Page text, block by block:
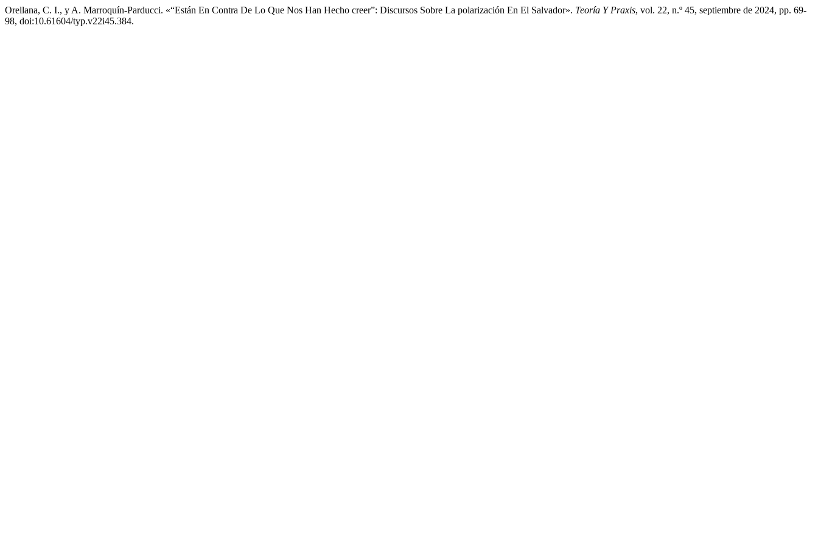
Orellana, C. I., y A. Marroquín-Parducci. «“Están En Contra De Lo Que Nos Han Hecho creer”: Discursos Sobre La polarización En El Salvador». Teoría Y Praxis, vol. 22, n.º 45, septiembre de 2024, pp. 69-
98, doi:10.61604/typ.v22i45.384.